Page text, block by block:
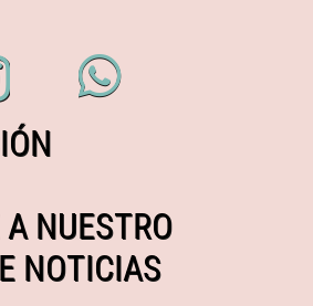
NUESTRO
NOTICIAS